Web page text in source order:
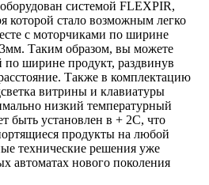
системой FLEXPIR,
которой стало возможным легко
с моторчиками по ширине
Таким образом, вы можете
ширине продукт, раздвинув
Также в комплектацию
витрины и клавиатуры
низкий температурный
быть установлен в + 2C, что
продукты на любой
технические решения уже
автоматах нового поколения